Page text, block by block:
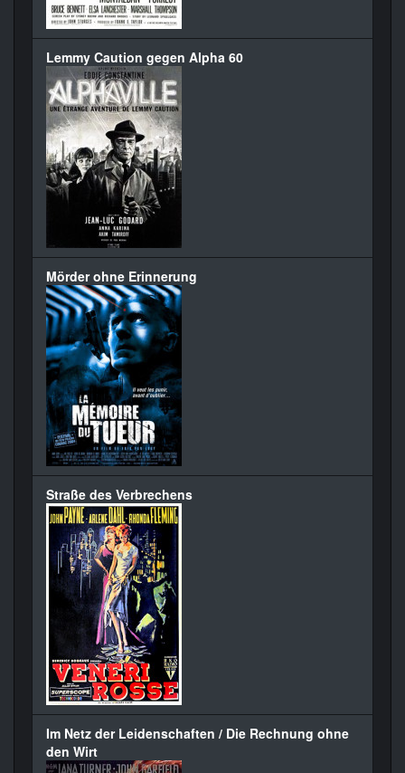
Lemmy Caution gegen Alpha 60
Mörder ohne Erinnerung
Straße des Verbrechens
Im Netz der Leidenschaften / Die Rechnung ohne
den Wirt